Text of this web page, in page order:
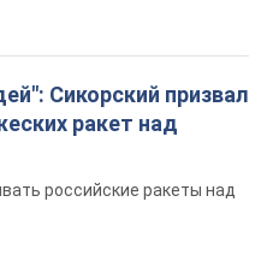
Сикорский призвал
ракет над
российские ракеты над